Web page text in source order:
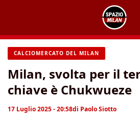
contenuto
CALCIOMERCATO DEL MILAN
Milan, svolta per il
chiave è Chukwueze
17 Luglio 2025 - 20:58di Paolo Siotto